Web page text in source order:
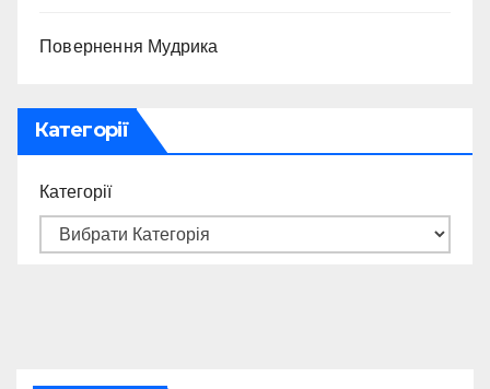
Повернення Мудрика
Категорії
Категорії